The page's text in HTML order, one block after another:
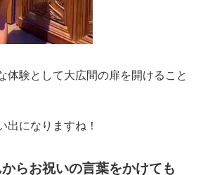
体験として大広間の扉を開けること
出になりますね！
らお祝いの言葉をかけても